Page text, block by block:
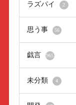
ラズパイ 2
思う事 56
戯言 965
未分類 4